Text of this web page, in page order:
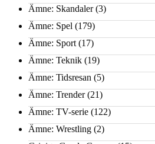
Ämne: Skandaler(3)
Ämne: Spel (179)
Ämne: Sport (17)
Ämne: Teknik (19)
Ämne: Tidsresan (5)
Ämne: Trender(21)
Ämne: TV-serie (122)
Ämne: Wrestling (2)